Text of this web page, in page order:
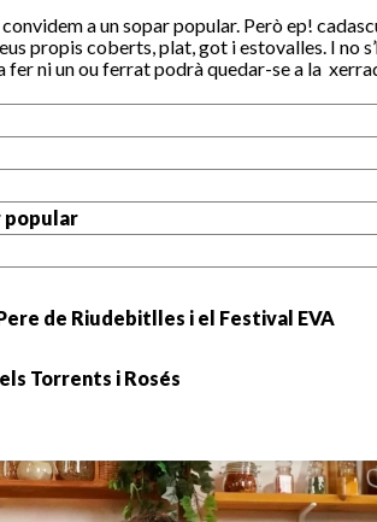
a un sopar popular. Però ep!
propis coberts, plat, got i estovalles. I no
fer ni un ou ferrat podrà quedar-se a la
popular
de Riudebitlles i el Festival EVA
Torrents i Rosés